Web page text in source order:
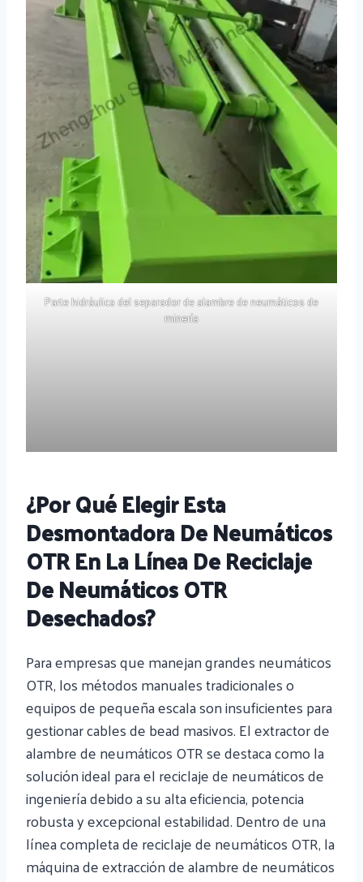
Parte hidráulica del separador de alambre de neumáticos de
minería
¿Por Qué Elegir Esta
Desmontadora De Neumáticos
OTR En La Línea De Reciclaje
De Neumáticos OTR
Desechados?
Para empresas que manejan grandes neumáticos
OTR, los métodos manuales tradicionales o
equipos de pequeña escala son insuficientes para
gestionar cables de bead masivos. El extractor de
alambre de neumáticos OTR se destaca como la
solución ideal para el reciclaje de neumáticos de
ingeniería debido a su alta eficiencia, potencia
robusta y excepcional estabilidad. Dentro de una
línea completa de reciclaje de neumáticos OTR, la
máquina de extracción de alambre de neumáticos